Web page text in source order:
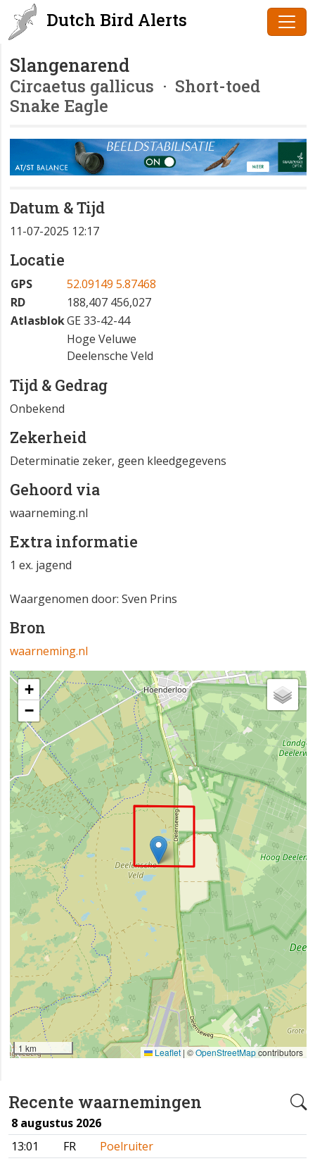
Dutch Bird Alerts
Recente waarnemingen
8 augustus 2026
13:01
FR
Poelruiter
Slangenarend
Circaetus gallicus · Short-toed
Snake Eagle
Datum & Tijd
11-07-2025 12:17
Locatie
GPS
52.09149 5.87468
RD
188,407 456,027
AtlasblokGE 33-42-44
Hoge Veluwe
Deelensche Veld
Tijd & Gedrag
Onbekend
Zekerheid
Determinatie zeker, geen kleedgegevens
Gehoord via
waarneming.nl
Extra informatie
1 ex. jagend
Waargenomen door: Sven Prins
Bron
waarneming.nl
+
−
1 km Leaflet | ©OpenStreetMapcontributors